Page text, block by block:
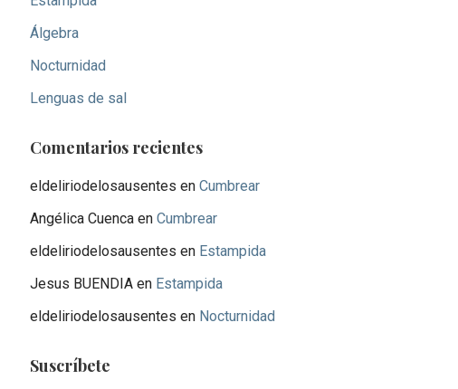
Álgebra
Nocturnidad
Lenguas de sal
Comentarios recientes
eldeliriodelosausentes en Cumbrear
Angélica Cuencaen Cumbrear
eldeliriodelosausentes en Estampida
Jesus BUENDIAen Estampida
eldeliriodelosausentes en Nocturnidad
Suscríbete